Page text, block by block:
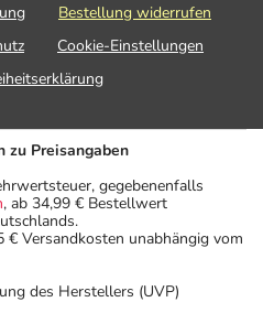
Bestellung widerrufen
Cookie-Einstellungen
zu Preisangaben
gegebenenfalls
, ab 34,99 € Bestellwert
€ Versandkosten unabhängig vom
des Herstellers (UVP)